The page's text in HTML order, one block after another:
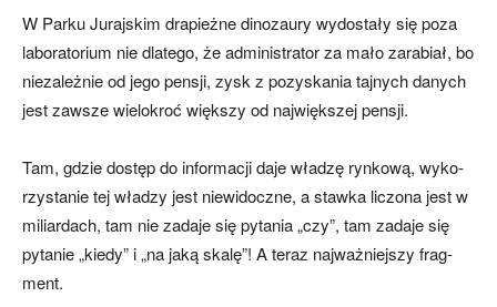
W Par­ku Ju­raj­skim dra­pież­ne di­no­zau­ry wy­do­sta­ły się po­za
la­bo­ra­to­rium nie dla­te­go, że ad­mi­ni­stra­tor za ma­ło za­ra­biał, bo
nie­za­leż­nie od je­go pen­sji, zy­sk z po­zy­ska­nia taj­ny­ch da­ny­ch
je­st za­wsze wie­lo­kroć więk­szy od naj­więk­szej pen­sji.
Tam, gdzie do­stęp do in­for­ma­cji da­je wła­dzę ryn­ko­wą, wy­ko­
rzy­sta­nie tej wła­dzy je­st nie­wi­docz­ne, a staw­ka li­czo­na je­st w
mi­liar­da­ch, tam nie za­da­je się py­ta­nia „czy”, tam za­da­je się
py­ta­nie „kie­dy” i „na ja­ką ska­lę”! A te­raz naj­waż­niej­szy frag­
ment.